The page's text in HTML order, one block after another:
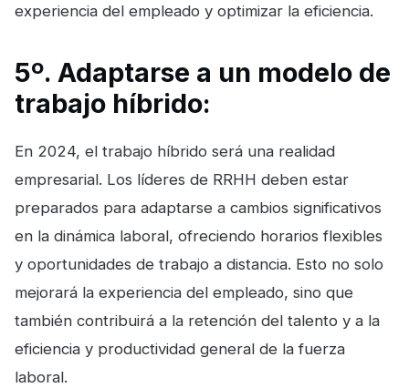
experiencia del empleado y optimizar la eficiencia.
5º. Adaptarse a un modelo de
trabajo híbrido:
En 2024, el trabajo híbrido será una realidad
empresarial. Los líderes de RRHH deben estar
preparados para adaptarse a cambios significativos
en la dinámica laboral, ofreciendo horarios flexibles
y oportunidades de trabajo a distancia. Esto no solo
mejorará la experiencia del empleado, sino que
también contribuirá a la retención del talento y a la
eficiencia y productividad general de la fuerza
laboral.